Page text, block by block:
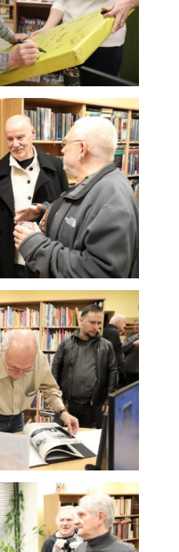
webu a všech
funkcí, které
nabízí.
Nepožadujeme
Váš souhlas s
využitím
technických
cookies na
našem webu. Z
tohoto důvodu
technické
cookies
nemohou být
individuálně
deaktivovány
nebo
aktivovány.
Analytické
cookies
Analytické
cookies nám
umožňují
měření výkonu
našeho webu
a našich
reklamních
kampaní.
Jejich pomocí
určujeme
počet návštěv
a zdroje
návštěv našich
internetových
stránek. Data